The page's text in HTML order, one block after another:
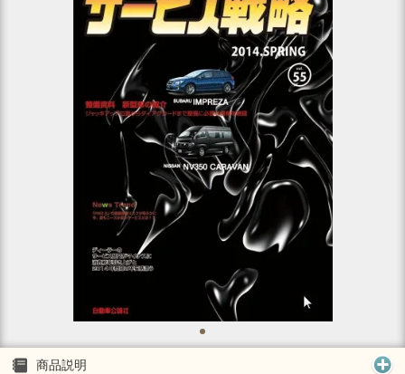
商品説明